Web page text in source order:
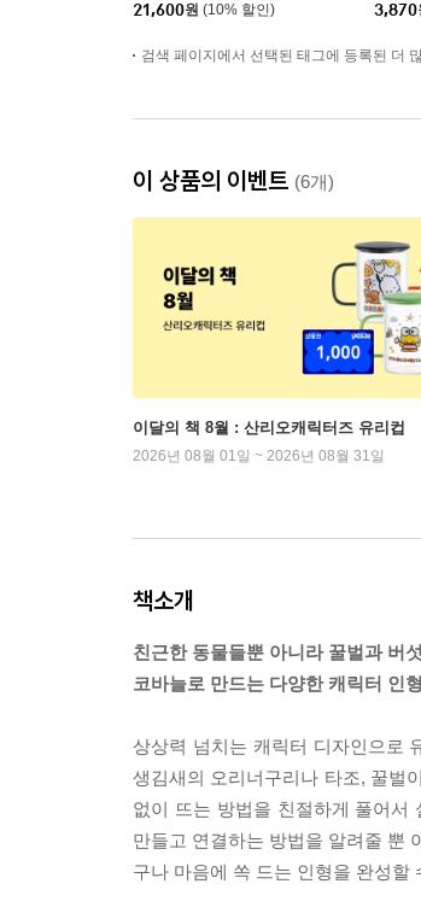
21,600원 (10% 할인)
3,870
검색 페이지에서 선택된 태그에 등록된 더
이 상품의 이벤트 (6개)
이달의 책 8월 : 산리오캐릭터즈 유리컵
2026년 08월 01일 ~ 2026년 08월 31일
책소개
친근한 동물들뿐 아니라 꿀벌과 버
코바늘로 만드는 다양한 캐릭터 인형
상상력 넘치는 캐릭터 디자인으로
생김새의 오리너구리나 타조, 꿀벌
없이 뜨는 방법을 친절하게 풀어서
만들고 연결하는 방법을 알려줄 뿐
구나 마음에 쏙 드는 인형을 완성할